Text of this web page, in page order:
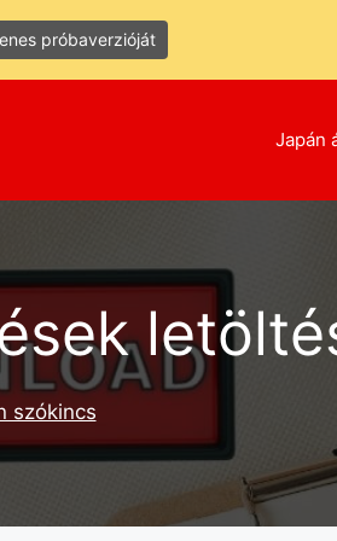
Japán
szókincs
próbaverzióját